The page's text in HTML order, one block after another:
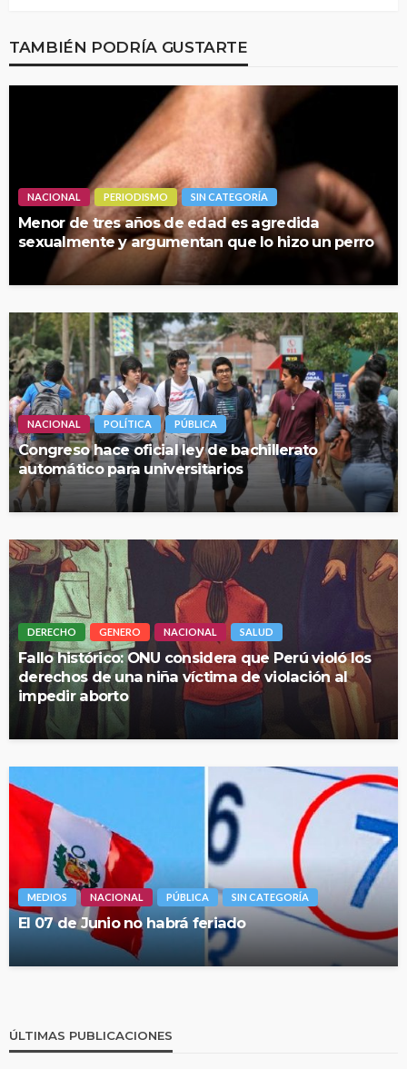
TAMBIÉN PODRÍA GUSTARTE
NACIONAL PERIODISMO SIN CATEGORÍA
Menor de tres años de edad es agredida
sexualmente y argumentan que lo hizo un perro
NACIONAL POLÍTICA PÚBLICA
Congreso hace oficial ley de bachillerato
automático para universitarios
DERECHO GENERO NACIONAL SALUD
Fallo histórico: ONU considera que Perú violó los
derechos de una niña víctima de violación al
impedir aborto
MEDIOS NACIONAL PÚBLICA SIN CATEGORÍA
El 07 de Junio no habrá feriado
ÚLTIMAS PUBLICACIONES